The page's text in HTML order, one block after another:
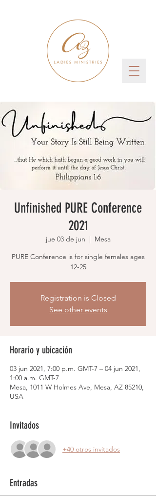
Unfinished PURE Conference
2021
jue 03 de jun
  |
Mesa
PURE Conference is for single females ages
12-25
Registration is Closed
See other events
Horario y ubicación
03 jun 2021, 7:00 p.m. GMT-7 – 04 jun 2021,
1:00 a.m. GMT-7
Mesa, 1011 W Holmes Ave, Mesa, AZ 85210,
USA
Invitados
+40 otros invitados
Entradas